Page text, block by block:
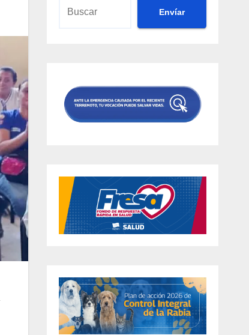
Envíar